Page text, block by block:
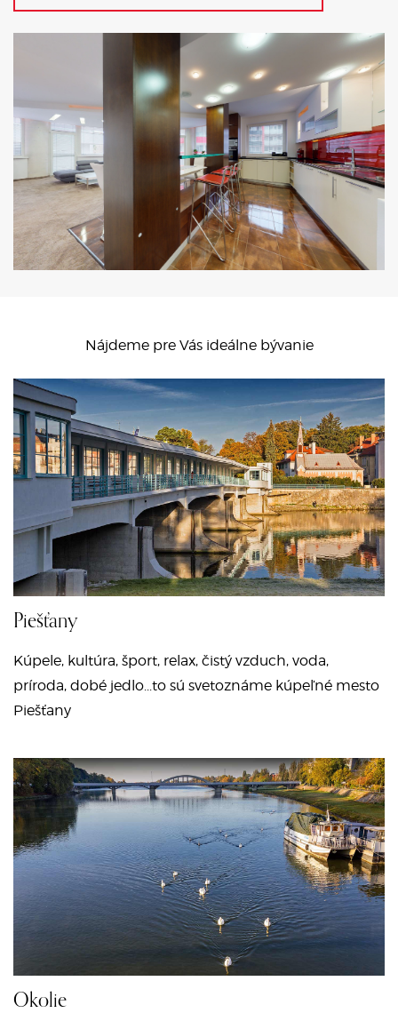
Nájdeme pre Vás ideálne bývanie
Piešťany
Kúpele, kultúra, šport, relax, čistý vzduch, voda,
príroda, dobé jedlo...to sú svetoznáme kúpeľné mesto
Piešťany
Okolie